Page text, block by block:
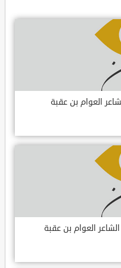
العوام بن عقبة
العوام بن عقبة